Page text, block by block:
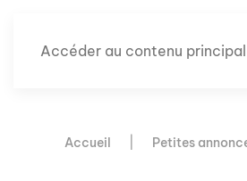
Accéder au contenu principal
Accueil Petites